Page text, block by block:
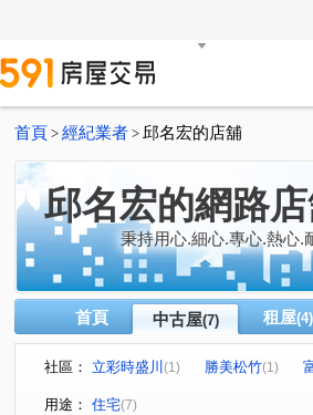
首頁 > 經紀業者 > 邱名宏的店舖
邱名宏的網路
秉持用心.細心.專心.熱心.
首頁 中古屋(7) 租屋(4)
社區： 立彩時盛川 (1) 勝美松竹(1)
鉅虹 GCASA
用途： 住宅(7)